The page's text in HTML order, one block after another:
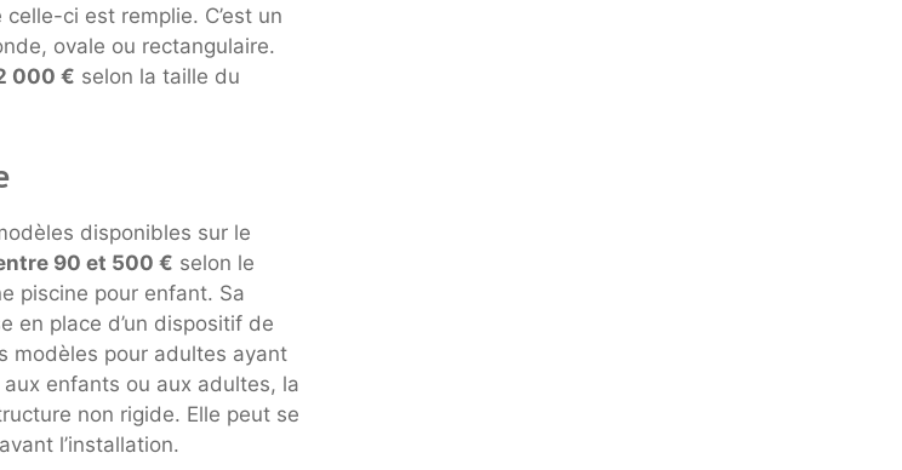
ci est remplie. C’est un
ovale ou rectangulaire.
000 € selon la taille du
disponibles sur le
90 et 500 € selon le
piscine pour enfant. Sa
en place d’un dispositif de
modèles pour adultes ayant
enfants ou aux adultes, la
non rigide. Elle peut se
l’installation.